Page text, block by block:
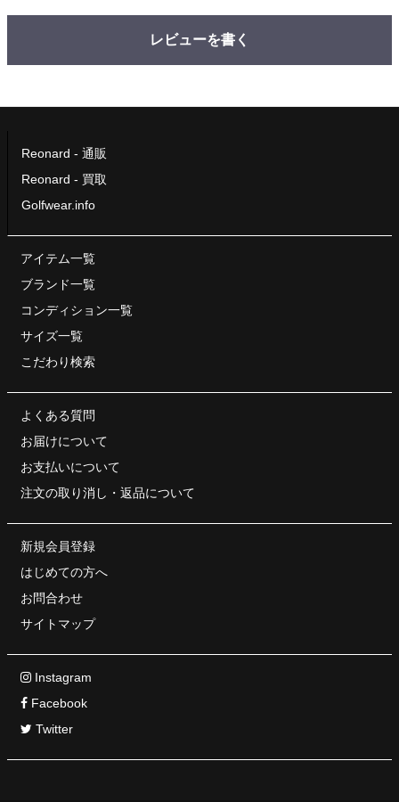
レビューを書く
Reonard - 通販
Reonard - 買取
Golfwear.info
アイテム一覧
ブランド一覧
コンディション一覧
サイズ一覧
こだわり検索
よくある質問
お届けについて
お支払いについて
注文の取り消し・ 返品について
新規会員登録
はじめての方へ
お問合わせ
サイトマップ
Instagram
Facebook
Twitter